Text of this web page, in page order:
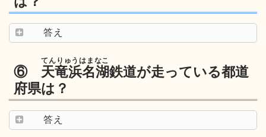
答え
⑥ 天竜浜名湖
てんりゅうはまなこ
鉄道が走っている都道
府県は？
答え